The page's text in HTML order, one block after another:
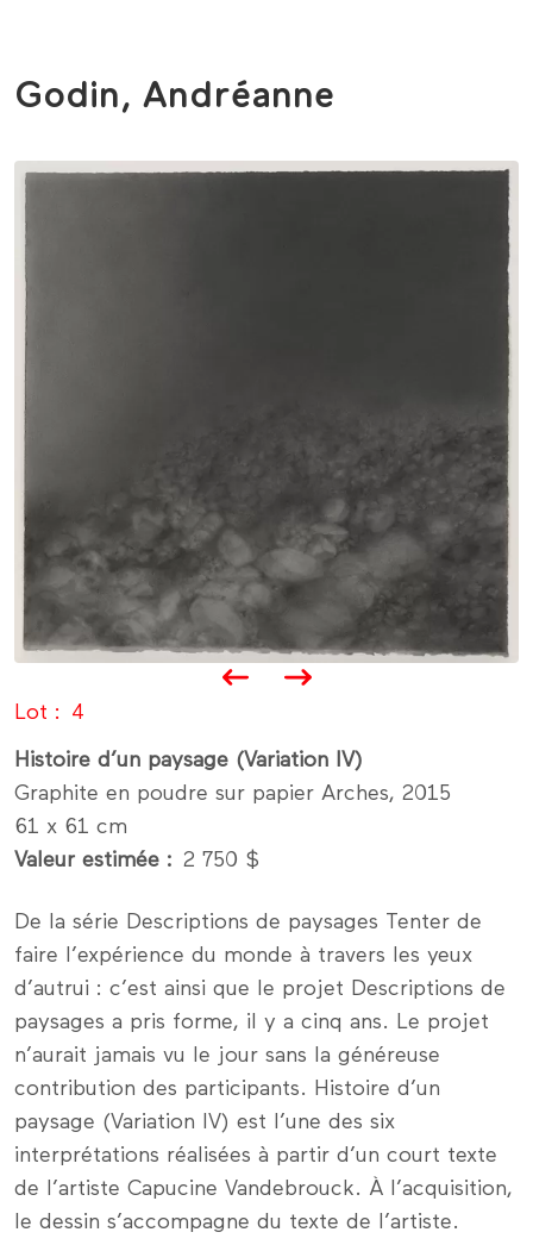
Godin, Andréanne
Lot 4
Histoire d’un paysage (Variation IV)
Graphite en poudre sur papier Arches, 2015
61 x 61 cm
Valeur estimée
2 750 $
De la série Descriptions de paysages Tenter de
faire l’expérience du monde à travers les yeux
d’autrui : c’est ainsi que le projet Descriptions de
paysages a pris forme, il y a cinq ans. Le projet
n’aurait jamais vu le jour sans la généreuse
contribution des participants. Histoire d’un
paysage (Variation IV) est l’une des six
interprétations réalisées à partir d’un court texte
de l’artiste Capucine Vandebrouck. À l’acquisition,
le dessin s’accompagne du texte de l’artiste.